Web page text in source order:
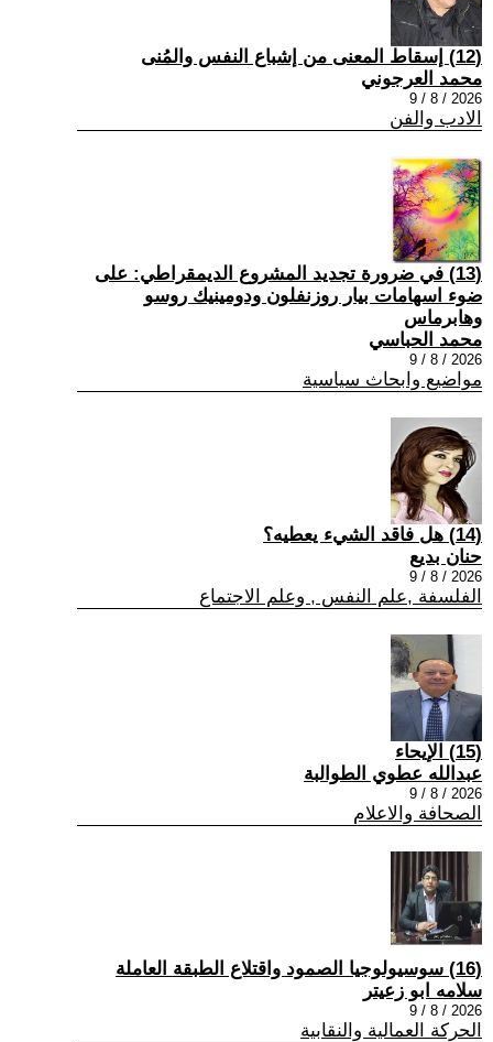
(12) إسقاط المعنى من إشباع النفس والمُنى
محمد العرجوني
2026 / 8 / 9
الادب والفن
(13) في ضرورة تجديد المشروع الديمقراطي: على
ضوء اسهامات بيار روزنفلون ودومينيك روسو
وهابرماس
محمد الحباسي
2026 / 8 / 9
مواضيع وابحاث سياسية
(14) هل فاقد الشيء يعطيه؟
حنان بديع
2026 / 8 / 9
الفلسفة ,علم النفس , وعلم الاجتماع
(15) الإيحاء
عبدالله عطوي الطوالبة
2026 / 8 / 9
الصحافة والاعلام
(16) سوسيولوجيا الصمود واقتلاع الطبقة العاملة
سلامه ابو زعيتر
2026 / 8 / 9
الحركة العمالية والنقابية